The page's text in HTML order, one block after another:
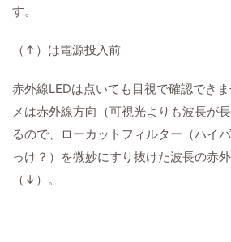
す。
（↑）は電源投入前
赤外線LEDは点いても目視で確認でき
メは赤外線方向（可視光よりも波長が
るので、ローカットフィルター（ハイ
っけ？）を微妙にすり抜けた波長の赤
（↓）。